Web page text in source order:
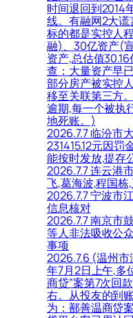
时间退回到2014
线。有融网2大
标的都是实控人
融)、30亿资产(
资产,总估值
查：大量资产早
部分房产被实控
移至关联第三方
逾期,每一个被执
地死账。)
2026.7.7 临汾市
231415.12元因罚
能按时发放,提存
2026.7.7 连云港
飞,葛海波,程国
2026.7.7 宁波市
信息核对
2026.7.7 南京市
等人非法吸收公
事项
2026.7.6 (温州
年7月2日上午,多
商贷”案第7次回
右。从投友的到
为：鄯善温商贷